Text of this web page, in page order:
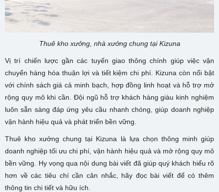
Thuê kho xưởng, nhà xưởng chung tại Kizuna
Vị trí chiến lược gần các tuyến giao thông chính giúp việc vận
chuyển hàng hóa thuận lợi và tiết kiệm chi phí. Kizuna còn nổi bật
với chính sách giá cả minh bạch, hợp đồng linh hoạt và hỗ trợ mở
rộng quy mô khi cần. Đội ngũ hỗ trợ khách hàng giàu kinh nghiệm
luôn sẵn sàng đáp ứng yêu cầu nhanh chóng, giúp doanh nghiệp
vận hành hiệu quả và phát triển bền vững.
Thuê kho xưởng chung tại Kizuna là lựa chọn thông minh giúp
doanh nghiệp tối ưu chi phí, vận hành hiệu quả và mở rộng quy mô
bền vững. Hy vọng qua nội dung bài viết đã giúp quý khách hiểu rõ
hơn về các tiêu chí cần cân nhắc, hãy đọc bài viết để có thêm
thông tin chi tiết và hữu ích.